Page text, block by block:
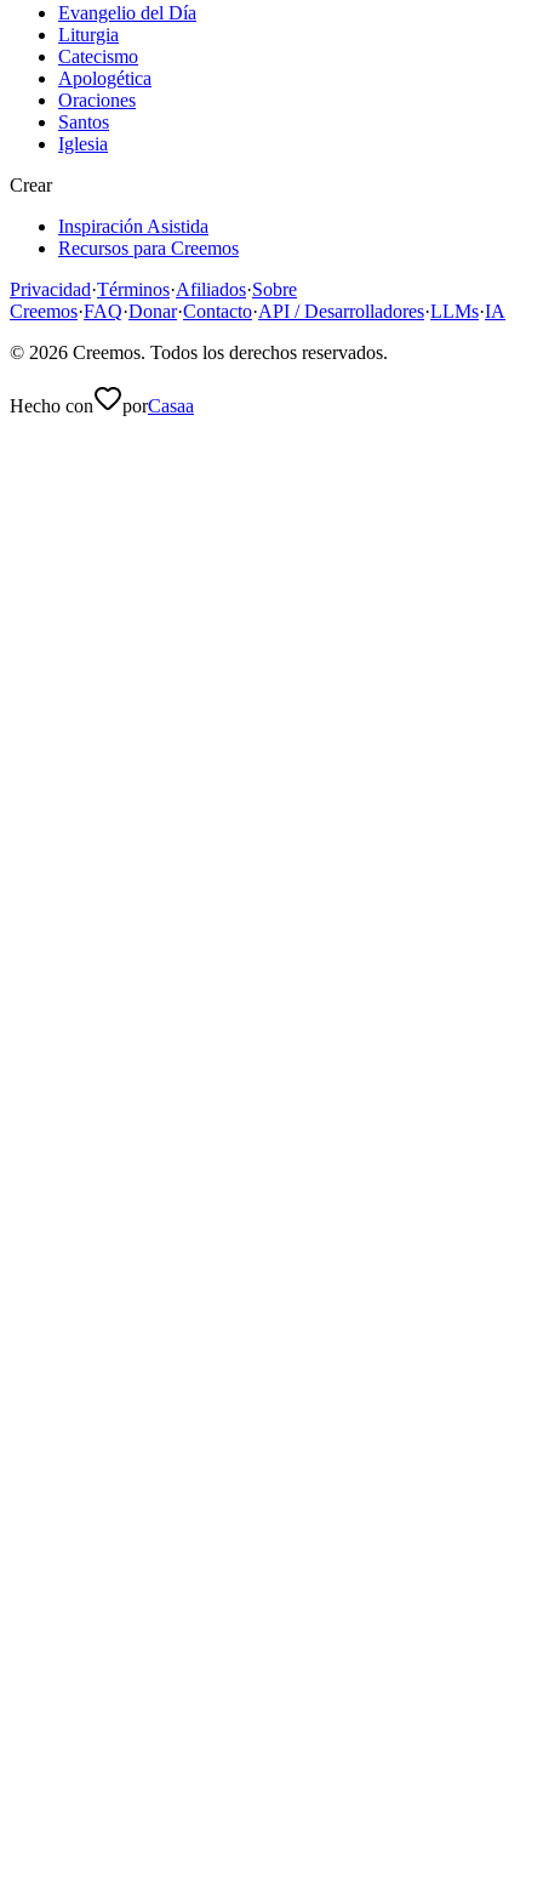
Evangelio del Día
Liturgia
Catecismo
Apologética
Oraciones
Santos
Iglesia
Crear
Inspiración Asistida
Recursos para Creemos
Privacidad·Términos·Afiliados·Sobre
Creemos·FAQ·Donar·Contacto·API / Desarrolladores·LLMs·IA
© 2026 Creemos. Todos los derechos reservados.
Hecho con porCasaa